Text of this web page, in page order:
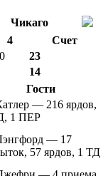
Чикаго
4
Счет
23
14
Гости
— 216 ярдов,
1 ПЕР
— 17
57 ярдов, 1 ТД